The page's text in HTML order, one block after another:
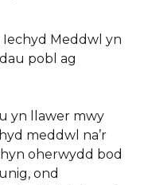
Meddwl yn
pobl ag
yn llawer mwy
meddwl na’r
oherwydd bod
ond